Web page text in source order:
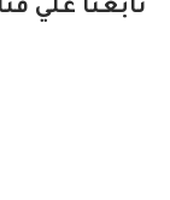
تابعنا علي